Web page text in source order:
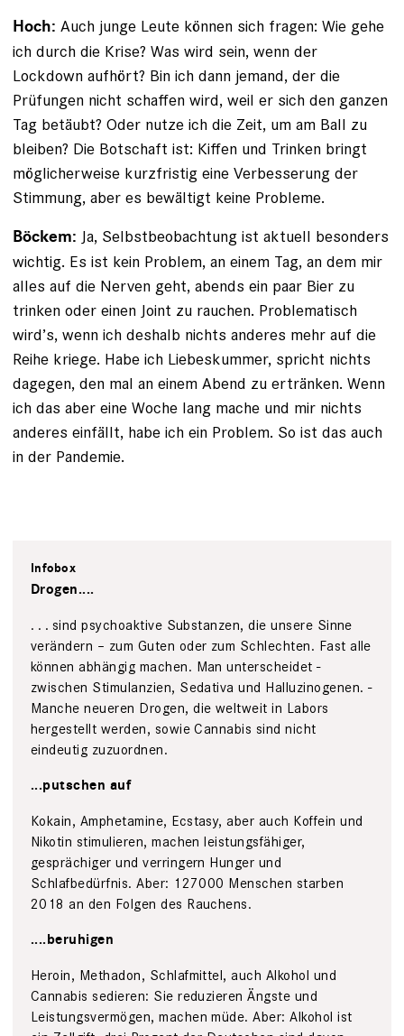
Hoch: Auch junge Leute können sich fragen: Wie gehe
ich durch die Krise? Was wird sein, wenn der
Lockdown aufhört? Bin ich dann jemand, der die
Prüfungen nicht schaffen wird, weil er sich den ganzen
Tag betäubt? Oder nutze ich die Zeit, um am Ball zu
bleiben? Die Botschaft ist: Kiffen und Trinken bringt
möglicherweise kurzfristig eine Verbesserung der
Stimmung, aber es bewältigt keine Probleme.
Böckem: Ja, Selbstbeobachtung ist aktuell besonders
wichtig. Es ist kein Problem, an einem Tag, an dem mir
alles auf die Nerven geht, abends ein paar Bier zu
trinken oder einen Joint zu rauchen. Problematisch
wird’s, wenn ich deshalb nichts anderes mehr auf die
Reihe kriege. ­Habe ich Liebeskummer, spricht nichts
dagegen, den mal an einem Abend zu ertränken. Wenn
ich das aber eine Woche lang mache und mir nichts
anderes einfällt, habe ich ein Problem. So ist das auch
in der Pandemie.
Infobox
Drogen....
. . . sind psychoaktive Substanzen, die ­unsere Sinne
ver­ändern – zum Guten oder zum Schlechten. Fast alle
können abhängig machen. Man unterscheidet ­
zwischen Stimulanzien, Sedativa und Halluzinogenen. ­
Manche neueren ­Drogen, die weltweit in Labors
hergestellt werden, sowie ­Cannabis sind nicht
eindeutig zuzuordnen.
...putschen auf
Kokain, Amphetamine, Ecstasy, aber auch Koffein und
Nikotin stimulieren, machen leistungsfähiger,
gesprächiger und verringern Hunger und
Schlafbedürfnis. Aber: 127000 Menschen starben
2018 an den Folgen des Rauchens.
....beruhigen
Heroin, Methadon, Schlafmittel, auch Alkohol und
Cannabis sedieren: Sie reduzieren Ängste und
Leistungsvermögen, machen müde. Aber: Alkohol ist